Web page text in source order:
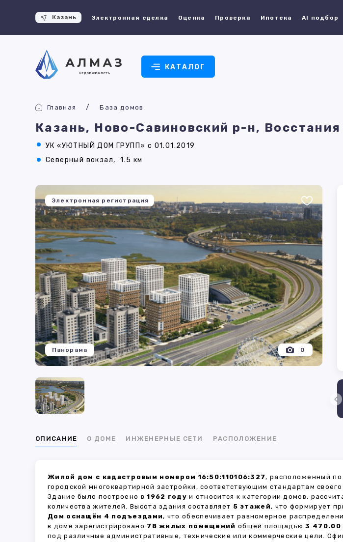
Казань Электронная сделка Оценка Проверка Ипотека AI подбор
КАТАЛОГ
Главная База домов
Казань, Ново-Савиновский р-н, Восстания
УК «УЮТНЫЙ ДОМ ГРУПП» с 01.01.2019
Северный вокзал, 1.5 км
Электронная регистрация
0
Панорама
ОПИСАНИЕ О ДОМЕ ИНЖЕНЕРНЫЕ СЕТИ РАСПОЛОЖЕНИЕ
Жилой дом с кадастровым номером 16:50:110106:327, расположенный по
городской многоквартирной застройки, соответствующим стандартам
Здание было построено в1962 году и относится к категории домов,
количества жителей. Высота здания составляет 5 этажей, что формирует
Дом оснащён 4 подъездами, что обеспечивает равномерное
в доме зарегистрировано 78 жилых помещений общей площадью3 470.00
под различные административные, технические или коммерческие цели.